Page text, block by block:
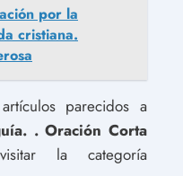
por la
cristiana.
parecidos a
. Oración Corta
la categoría